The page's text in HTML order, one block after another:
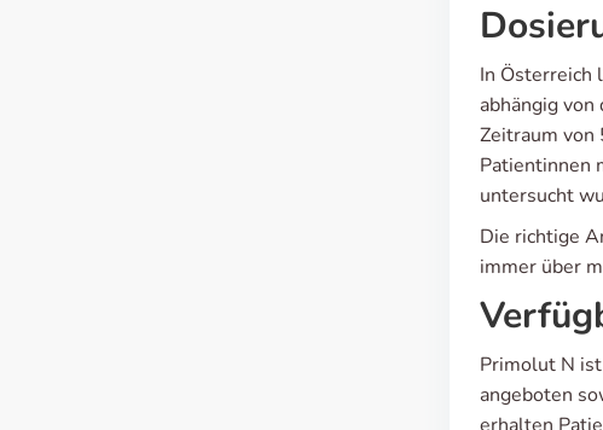
In Österreich
abhängig
Zeitraum von
Patientinnen
untersucht
Die richtige
immer über
Primolut N
angeboten